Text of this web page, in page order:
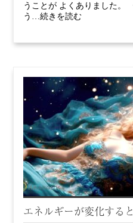
うことが よくありました。
う…続きを読む
エネルギーが変化する